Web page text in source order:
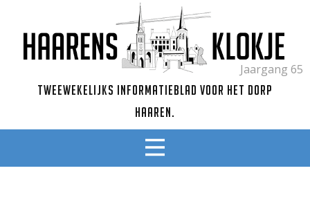
Jaargang 65
Tweewekelijks informatieblad voor het dorp
Haaren.